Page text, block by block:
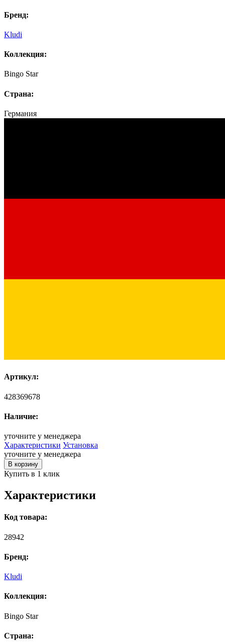
Бренд:
Kludi
Коллекция:
Bingo Star
Страна:
Германия
Артикул:
428369678
Наличие:
уточните у менеджера
Характеристики Установка
уточните у менеджера
В корзину
Купить в 1 клик
Характеристики
Код товара:
28942
Бренд:
Kludi
Коллекция:
Bingo Star
Страна: